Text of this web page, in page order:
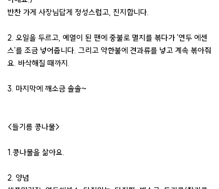
반찬 가게 사장님답게 정성스럽고, 진지합니다.
2. 오일을 두르고, 예열이 된 팬에 중불로 멸치를 볶다가 '연두 에센
스'를 조금 넣어줍니다. 그리고 약한불에 견과류를 넣고 계속 볶아줘
요. 바삭해질 때까지.
3. 마지막에 깨소금 솔솔~
<들기름 콩나물>
1.콩나물을 삶아요.
2. 양념